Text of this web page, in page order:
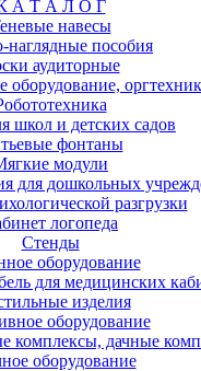
А Т А Л О Г
навесы
наглядные пособия
аудиторные
оборудование,
школ и детских садов
фонтаны
модули
для дошкольных
разгрузки
логопеда
Стенды
оборудование
для медицинских
изделия
оборудование
комплексы, дачные
оборудование